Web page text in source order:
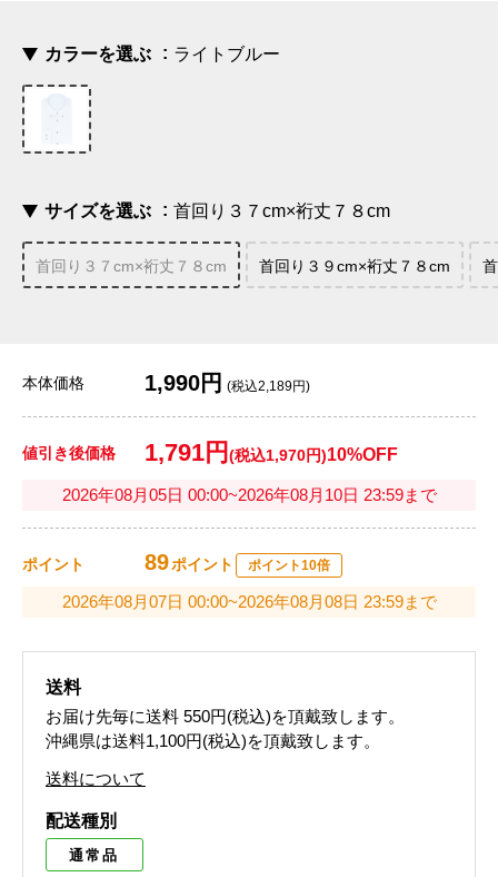
カラーを選ぶ ライトブルー
サイズを選ぶ 首回り３７cm×裄丈７８cm
首回り３７cm×裄丈７８cm 首回り３９cm×裄丈７８cm
本体価格 1,990円 (税込2,189円)
値引き後価格 1,791円 (税込1,970円)10%OFF
2026年08月05日 00:00~2026年08月10日 23:59まで
ポイント 89ポイント ポイント10倍
2026年08月07日 00:00~2026年08月08日 23:59まで
送料
お届け先毎に送料 550円(税込)を頂戴致します。
沖縄県は送料1,100円(税込)を頂戴致します。
送料について
配送種別
通常品